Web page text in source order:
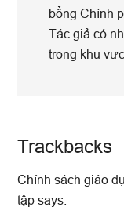
bổng Chính
Tác giả có
trong khu
Reader
Trackbacks
Chính sách giáo
tập says: